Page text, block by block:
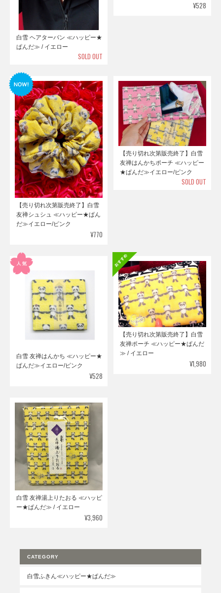
白雪 ヘアターバン ≪ハッピー★
ぱんだ≫ / イエロー
SOLD OUT
¥528
【売り切れ次第販売終了】白雪
友禅シュシュ ≪ハッピー★ぱん
だ≫イエロー/ピンク
¥770
【売り切れ次第販売終了】白雪
友禅はんかちポーチ ≪ハッピー
★ぱんだ≫イエロー/ピンク
SOLD OUT
白雪 友禅はんかち ≪ハッピー★
ぱんだ≫イエロー/ピンク
¥528
【売り切れ次第販売終了】白雪
友禅ポーチ ≪ハッピー★ぱんだ
≫ / イエロー
¥1,980
白雪 友禅湯上りたおる ≪ハッピ
ー★ぱんだ≫ / イエロー
¥3,960
CATEGORY
白雪ふきん≪ハッピー★ぱんだ≫